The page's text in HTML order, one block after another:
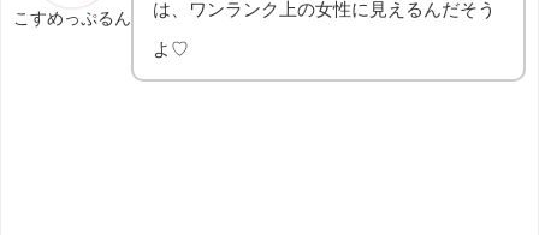
こすめっぷるん は、ワンランク上の女性に見えるんだそう
よ♡